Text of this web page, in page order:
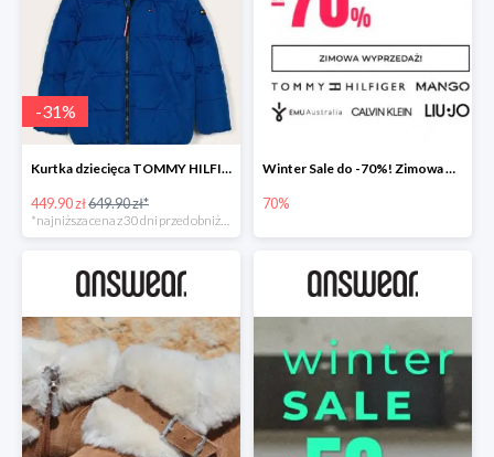
-31%
Kurtka dziecięca TOMMY HILFIGER
449.90 zł649.90 zł*
Winter Sale do -70%! Zimowa wyprzedaż w Answear!
70%